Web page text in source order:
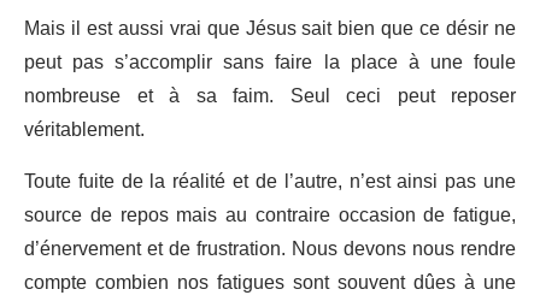
Mais il est aussi vrai que Jésus sait bien que ce désir ne
peut pas s’accomplir sans faire la place à une foule
nombreuse et à sa faim. Seul ceci peut reposer
véritablement.
Toute fuite de la réalité et de l’autre, n’est ainsi pas une
source de repos mais au contraire occasion de fatigue,
d’énervement et de frustration. Nous devons nous rendre
compte combien nos fatigues sont souvent dûes à une